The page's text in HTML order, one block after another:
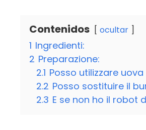
Contenidos ocultar
1 Ingredienti:
2 Preparazione:
2.1 Posso utilizzare
2.2 Posso sostituire il
2.3 E se non ho il robot